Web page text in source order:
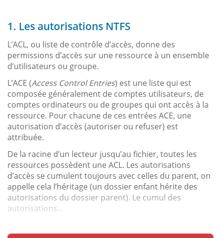
1. Les autorisations NTFS
L’ACL, ou liste de contrôle d’accès, donne des
permissions d’accès sur une ressource à un ensemble
d’utilisateurs ou groupe.
L’ACE (Access Control Entries) est une liste qui est
composée généralement de comptes utilisateurs, de
comptes ordinateurs ou de groupes qui ont accès à la
ressource. Pour chacune de ces entrées ACE, une
autorisation d’accès (autoriser ou refuser) est
attribuée.
De la racine d’un lecteur jusqu’au fichier, toutes les
ressources possèdent une ACL. Les autorisations
d’accès se cumulent toujours avec celles du parent, on
appelle cela l’héritage (un dossier enfant hérite des
autorisations du dossier parent). Le cumul des
autorisations...